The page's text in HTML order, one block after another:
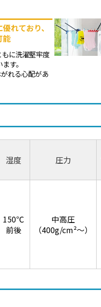
れており、
能
に洗濯堅牢度
す。
れる心配があ
湿度 圧力
150℃
前後
中高圧
（400g/cm²～）